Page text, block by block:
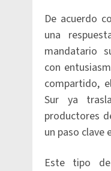
De acuerdo
una
mandatario
con
compartido,
Sur ya
productores
un paso clave
Este tipo de